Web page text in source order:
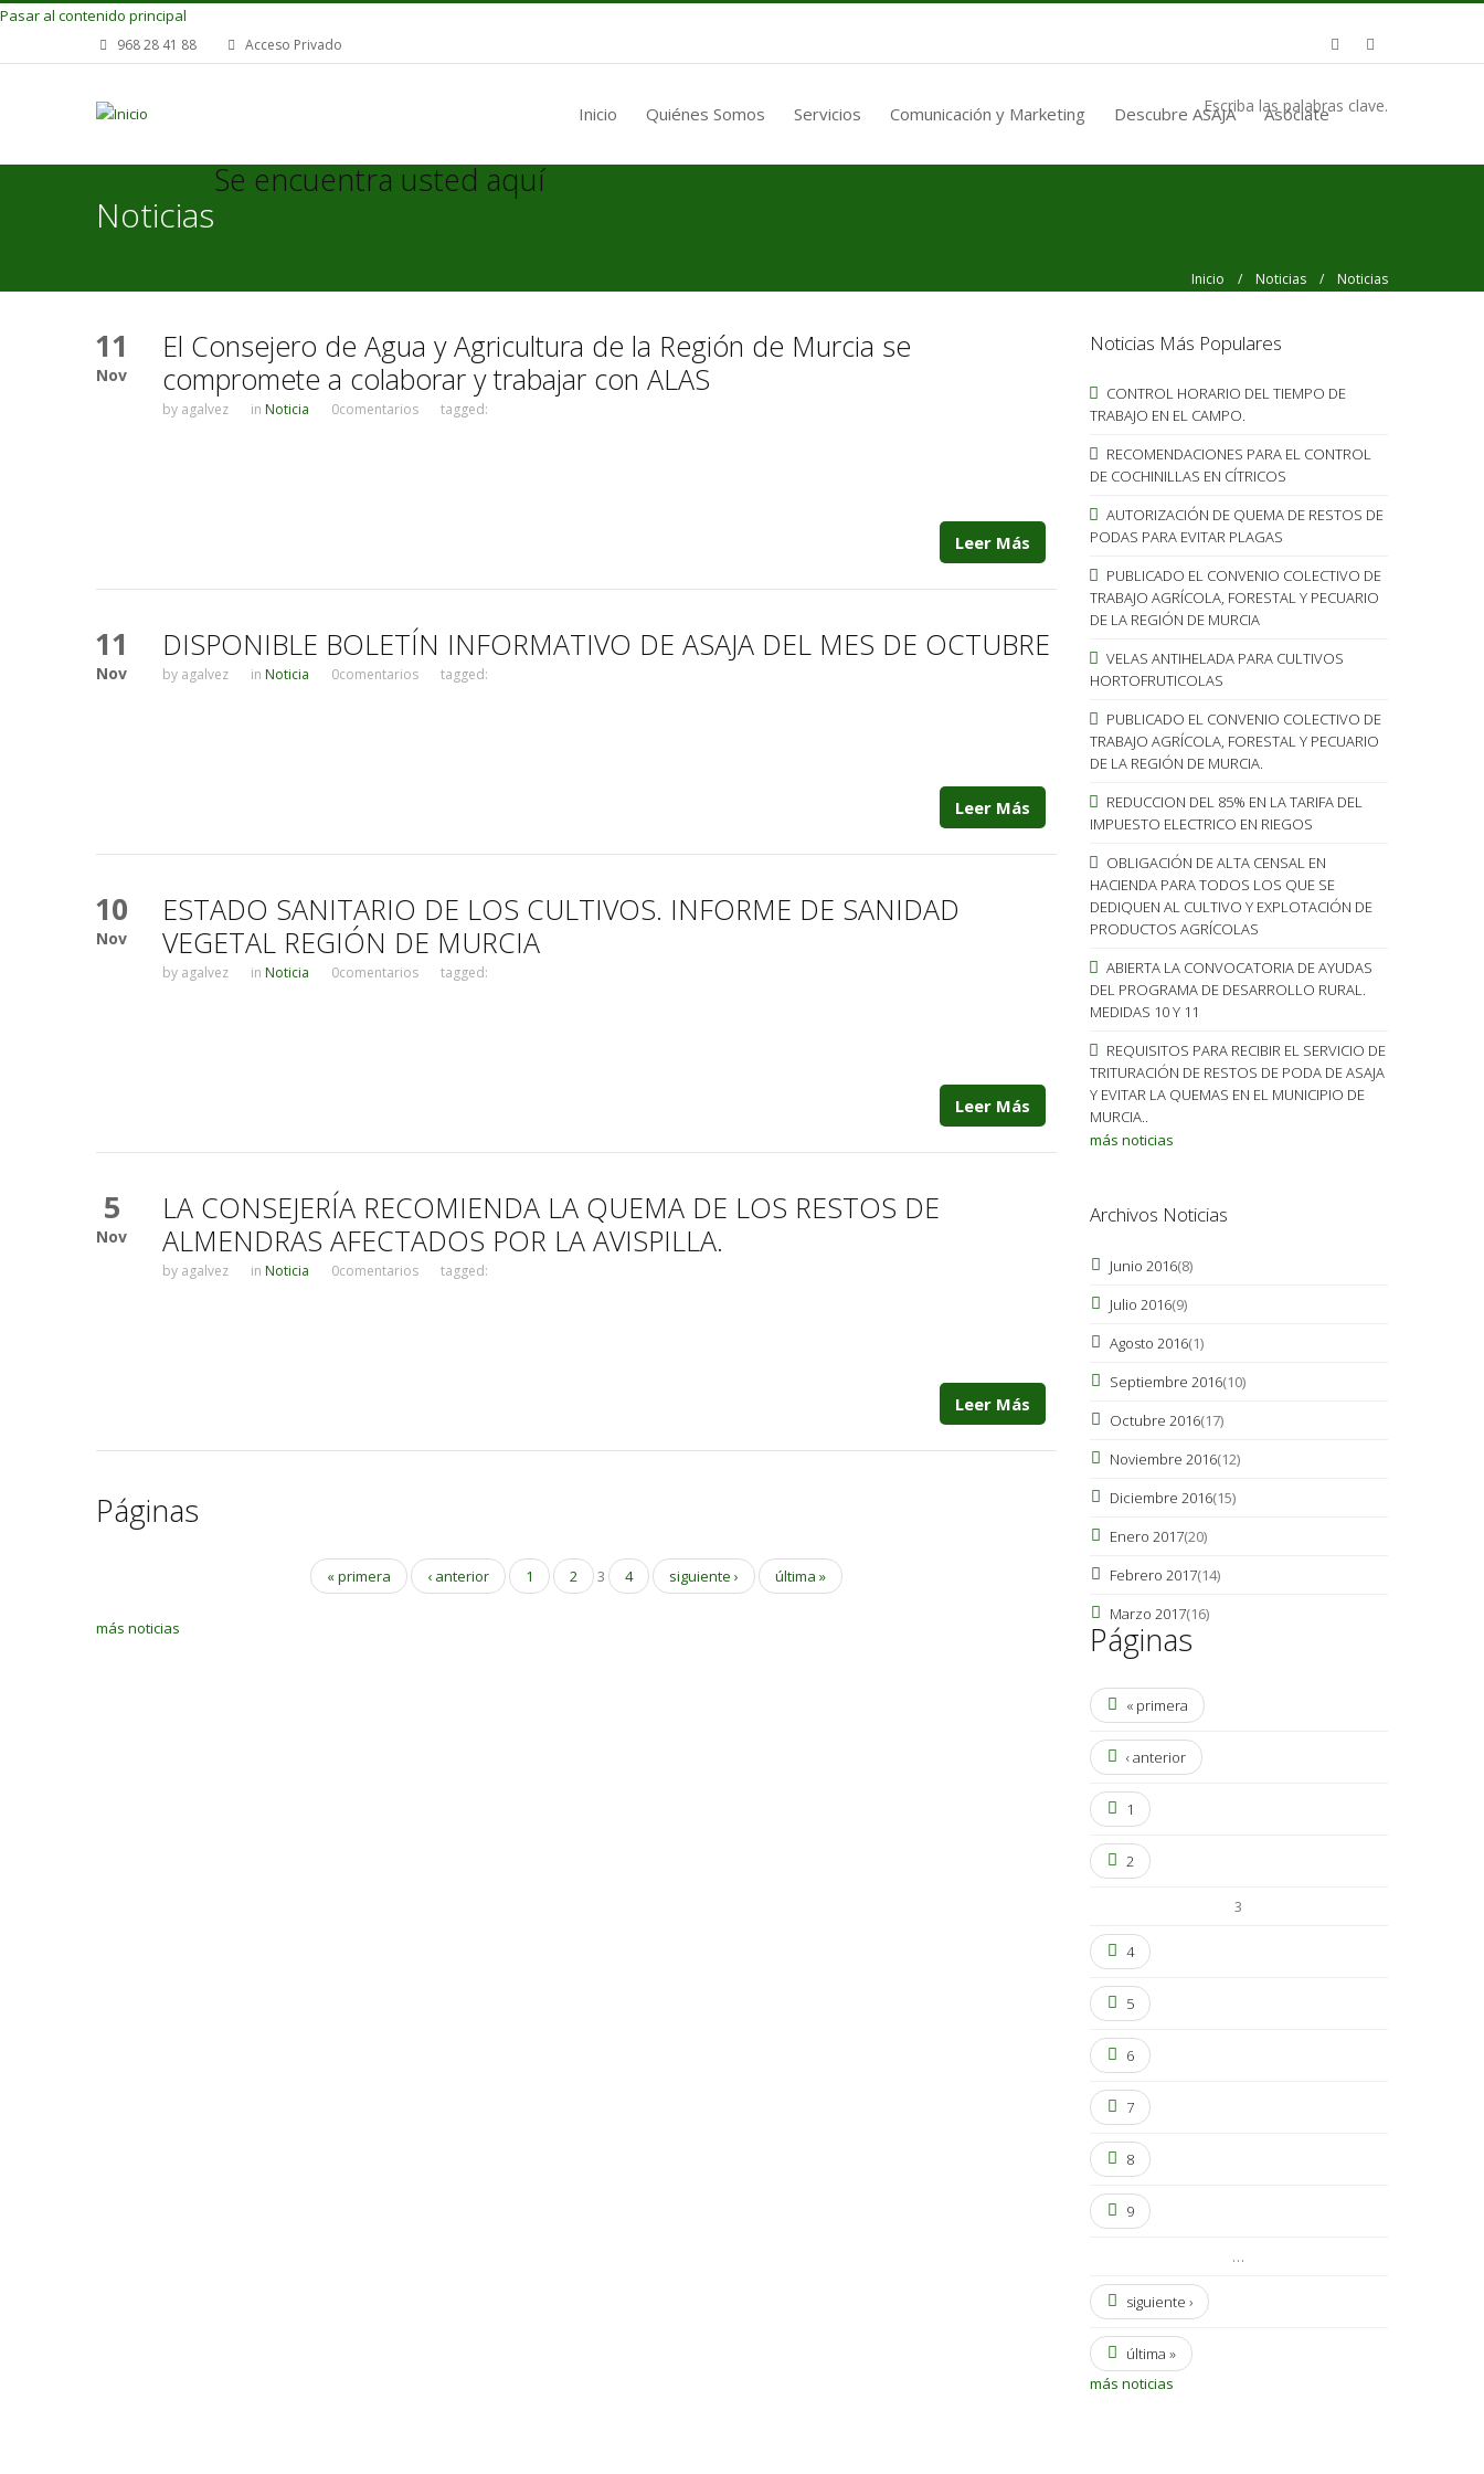
Pasar al contenido principal
968 28 41 88 Acceso Privado
Inicio Quiénes Somos Servicios Comunicación y Marketing Descubre ASAJA Asóciate
Escriba las palabras clave.
Noticias
Se encuentra usted aquí
Inicio / Noticias / Noticias
11
Nov
El Consejero de Agua y Agricultura de la Región de Murcia se
compromete a colaborar y trabajar con ALAS
by agalvez in Noticia 0comentarios tagged:
Leer Más
11
Nov
DISPONIBLE BOLETÍN INFORMATIVO DE ASAJA DEL MES DE OCTUBRE
by agalvez in Noticia 0comentarios tagged:
Leer Más
10
Nov
ESTADO SANITARIO DE LOS CULTIVOS. INFORME DE SANIDAD
VEGETAL REGIÓN DE MURCIA
by agalvez in Noticia 0comentarios tagged:
Leer Más
5
Nov
LA CONSEJERÍA RECOMIENDA LA QUEMA DE LOS RESTOS DE
ALMENDRAS AFECTADOS POR LA AVISPILLA.
by agalvez in Noticia 0comentarios tagged:
Leer Más
Páginas
« primera ‹ anterior 1 2 3 4 siguiente › última »
más noticias
Noticias Más Populares
CONTROL HORARIO DEL TIEMPO DE
TRABAJO EN EL CAMPO.
RECOMENDACIONES PARA EL CONTROL
DE COCHINILLAS EN CÍTRICOS
AUTORIZACIÓN DE QUEMA DE RESTOS DE
PODAS PARA EVITAR PLAGAS
PUBLICADO EL CONVENIO COLECTIVO DE
TRABAJO AGRÍCOLA, FORESTAL Y PECUARIO
DE LA REGIÓN DE MURCIA
VELAS ANTIHELADA PARA CULTIVOS
HORTOFRUTICOLAS
PUBLICADO EL CONVENIO COLECTIVO DE
TRABAJO AGRÍCOLA, FORESTAL Y PECUARIO
DE LA REGIÓN DE MURCIA.
REDUCCION DEL 85% EN LA TARIFA DEL
IMPUESTO ELECTRICO EN RIEGOS
OBLIGACIÓN DE ALTA CENSAL EN
HACIENDA PARA TODOS LOS QUE SE
DEDIQUEN AL CULTIVO Y EXPLOTACIÓN DE
PRODUCTOS AGRÍCOLAS
ABIERTA LA CONVOCATORIA DE AYUDAS
DEL PROGRAMA DE DESARROLLO RURAL.
MEDIDAS 10 Y 11
REQUISITOS PARA RECIBIR EL SERVICIO DE
TRITURACIÓN DE RESTOS DE PODA DE ASAJA
Y EVITAR LA QUEMAS EN EL MUNICIPIO DE
MURCIA..
más noticias
Archivos Noticias
Junio 2016(8)
Julio 2016(9)
Agosto 2016(1)
Septiembre 2016(10)
Octubre 2016(17)
Noviembre 2016(12)
Diciembre 2016(15)
Enero 2017(20)
Febrero 2017(14)
Marzo 2017(16)
Páginas
« primera
‹ anterior
1
2
3
4
5
6
7
8
9
…
siguiente ›
última »
más noticias